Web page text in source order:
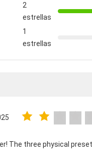
2
estrellas
1
estrellas
The three physical